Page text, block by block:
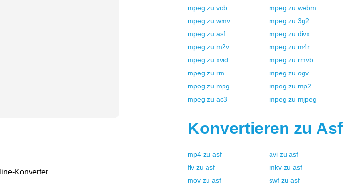
Konverter.
mpeg zu vob mpeg zu webm
mpeg zu wmv mpeg zu 3g2
mpeg zu asf mpeg zu divx
mpeg zu m2v mpeg zu m4r
mpeg zu xvid mpeg zu rmvb
mpeg zu rm mpeg zu ogv
mpeg zu mpg mpeg zu mp2
mpeg zu ac3 mpeg zu mjpeg
Konvertieren zu Asf
mp4 zu asf avi zu asf
flv zu asf mkv zu asf
mov zu asf swf zu asf